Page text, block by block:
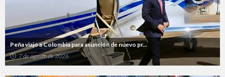
Peña viajó a Colombia para asunción de nuevo pr...
7 de agosto de 2026